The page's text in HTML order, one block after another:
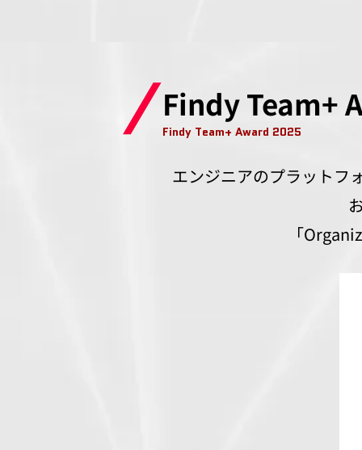
Findy Team+
Findy Team+ Award 2025
エンジニアのプラットフ
「